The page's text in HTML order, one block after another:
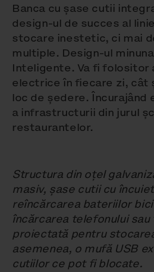
Banca cu șase cutii
design-ul de succes al
stocare inestetic, ci mai
multiple. Design-ul
Inteligente. Va fi
electrice în fiecare zi, cât
loc de ședere.
a infrastructurii din jurul
restaurantelor.
Structura din oțel
masiv, șase cutii cu
reîncărcarea bateriilor
încărcarea telefonului
proiectată pentru
asemenea, o mufă USB
cutiilor ce pot fi blocate.